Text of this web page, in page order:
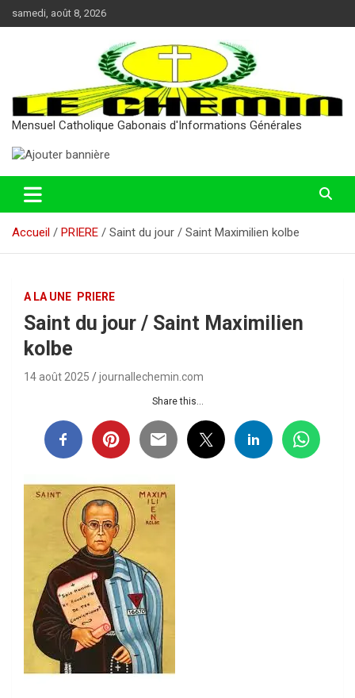
au
samedi, août 8, 2026
Mensuel Catholique Gabonais d'Informations Générales
Accueil PRIERE Saint du jour / Saint Maximilien kolbe
A LA UNE PRIERE
Saint du jour / Saint Maximilien
kolbe
14 août 2025 journallechemin.com
Share this...